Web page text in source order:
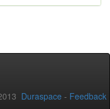
Duraspace - Feedback